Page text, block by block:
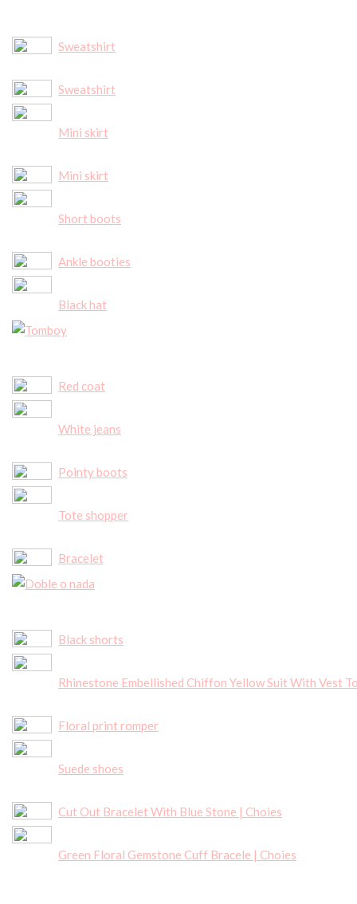
Sweatshirt
Sweatshirt
Mini skirt
Mini skirt
Short boots
Ankle booties
Black hat
Red coat
White jeans
Pointy boots
Tote shopper
Bracelet
Black shorts
Rhinestone Embellished Chiffon Yellow Suit With Vest
Floral print romper
Suede shoes
Cut Out Bracelet With Blue Stone | Choies
Green Floral Gemstone Cuff Bracele | Choies